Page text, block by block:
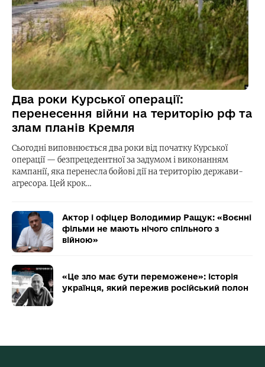
Два роки Курської операції:
перенесення війни на територію рф та
злам планів Кремля
Сьогодні виповнюється два роки від початку Курської
операції — безпрецедентної за задумом і виконанням
кампанії, яка перенесла бойові дії на територію держави-
агресора. Цей крок…
Актор і офіцер Володимир Ращук: «Воєнні
фільми не мають нічого спільного з
війною»
«Це зло має бути переможене»: історія
українця, який пережив російський полон